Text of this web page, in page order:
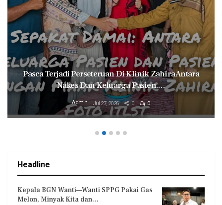
Pasca Terjadi Perseteruan Di Klinik Zahira Antara
Nakes Dan Keluarga Pasien.…
Admin Jul 27, 2026 0 0
Headline
Kepala BGN Wanti—Wanti SPPG Pakai Gas
Melon, Minyak Kita dan…